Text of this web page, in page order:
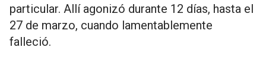
particular. Allí agonizó durante 12 días, hasta el
27 de marzo, cuando lamentablemente
falleció.